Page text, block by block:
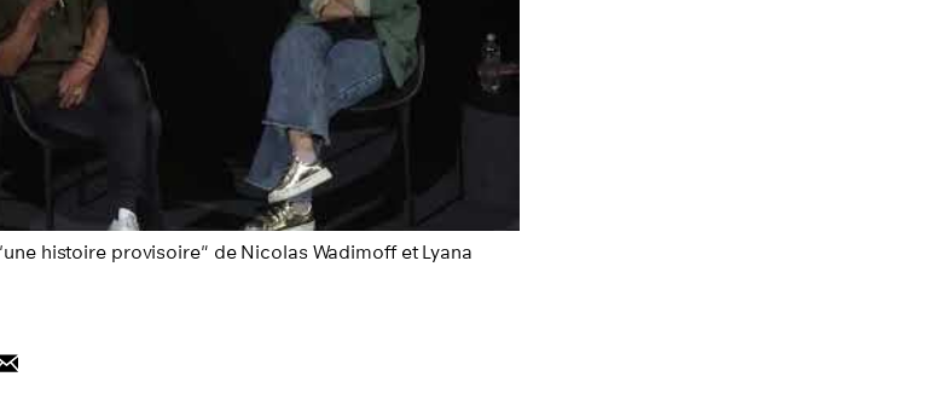
histoire provisoire" de Nicolas Wadimoff et Lyana